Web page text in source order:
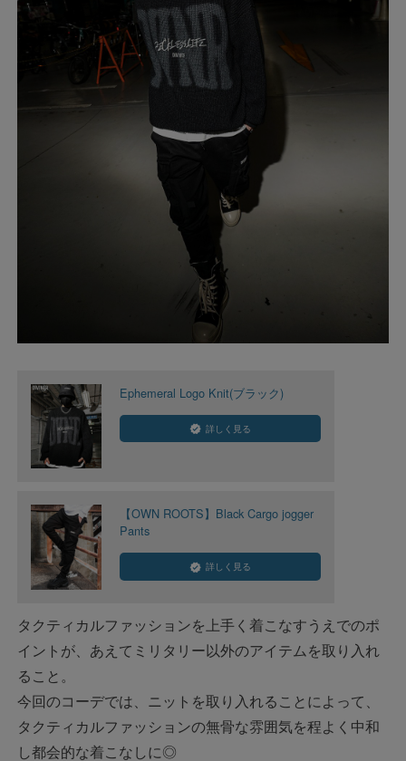
Ephemeral Logo Knit(ブラック)
詳しく見る
【OWN ROOTS】Black Cargo jogger
Pants
詳しく見る
タクティカルファッションを上手く着こなすうえでのポ
イントが、あえてミリタリー以外のアイテムを取り入れ
ること。
今回のコーデでは、ニットを取り入れることによって、
タクティカルファッションの無骨な雰囲気を程よく中和
し都会的な着こなしに◎